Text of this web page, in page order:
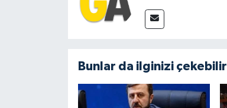
Bunlar da ilginizi çekebilir